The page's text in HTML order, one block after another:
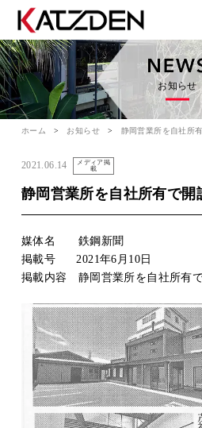
お知らせ
ホーム お知らせ 静岡営業所を自社所
2021.06.14
メディア掲
載
静岡営業所を自社所有で開
媒体名 鉄鋼新聞
掲載号 2021年6月10日
掲載内容 静岡営業所を自社所有